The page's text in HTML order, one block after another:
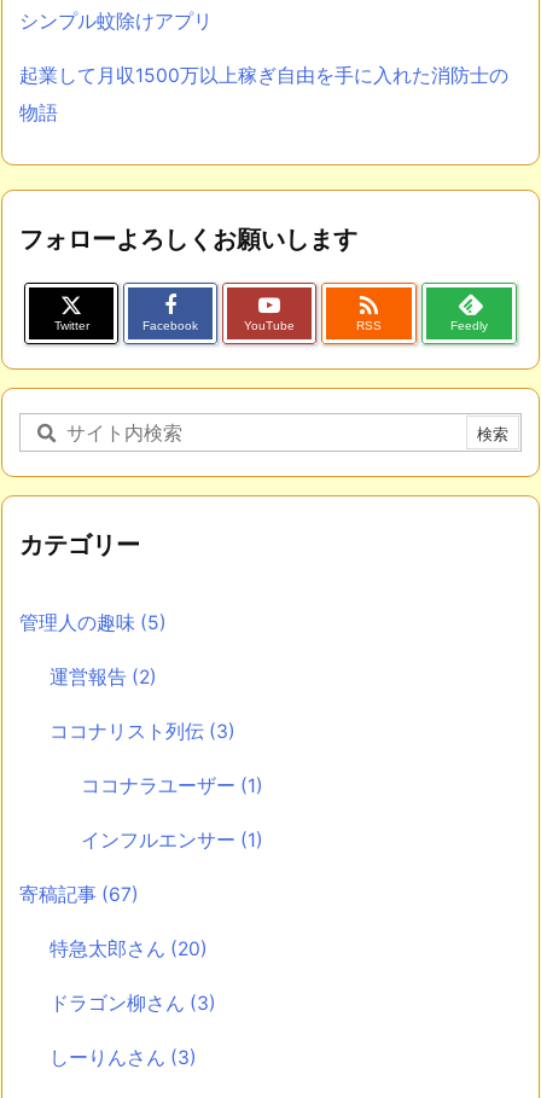
シンプル蚊除けアプリ
起業して月収1500万以上稼ぎ自由を手に入れた消防士の
物語
フォローよろしくお願いします
Twitter Facebook YouTube

RSS Feedly
カテゴリー
管理人の趣味 (5)
運営報告 (2)
ココナリスト列伝 (3)
ココナラユーザー (1)
インフルエンサー (1)
寄稿記事 (67)
特急太郎さん (20)
ドラゴン柳さん (3)
しーりんさん (3)